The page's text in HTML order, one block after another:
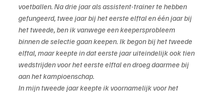
voetballen. Na drie jaar als assistent-trainer te hebben
gefungeerd, twee jaar bij het eerste elftal en één jaar bij
het tweede, ben ik vanwege een keepersprobleem
binnen de selectie gaan keepen. Ik begon bij het tweede
elftal, maar keepte in dat eerste jaar uiteindelijk ook tien
wedstrijden voor het eerste elftal en droeg daarmee bij
aan het kampioenschap.
In mijn tweede jaar keepte ik voornamelijk voor het